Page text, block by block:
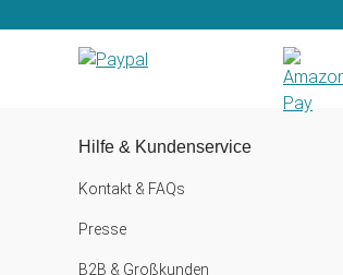
Hilfe & Kundenservice
Kontakt & FAQs
Presse
B2B & Großkunden